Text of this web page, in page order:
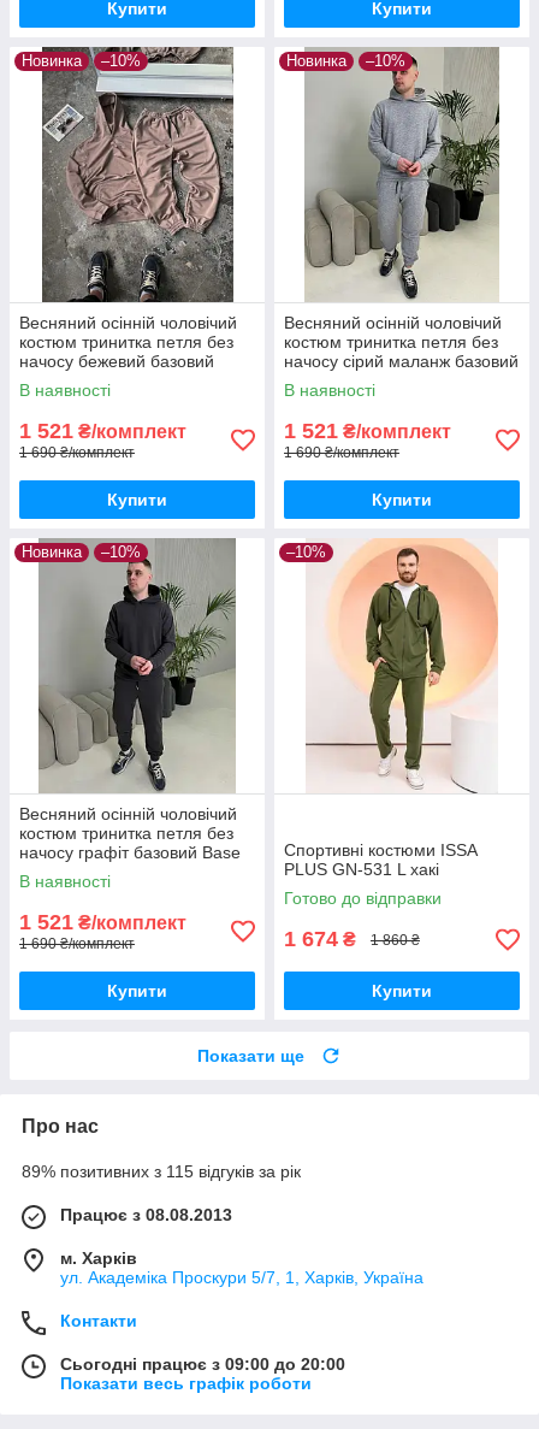
Купити Купити
Новинка –10%
Весняний осінній чоловічий
костюм тринитка петля без
начосу бежевий базовий
Base худі штани бежевого
кольору
В наявності
1 521 ₴/комплект
1 690 ₴/комплект
Купити
Новинка –10%
Весняний осінній чоловічий
костюм тринитка петля без
начосу сірий маланж базовий
Base худі штани сірого
кольору
В наявності
1 521 ₴/комплект
1 690 ₴/комплект
Купити
Новинка –10%
Весняний осінній чоловічий
костюм тринитка петля без
начосу графіт базовий Base
худі штани графітового
кольору
В наявності
1 521 ₴/комплект
1 690 ₴/комплект
Купити
–10%
Спортивні костюми ISSA
PLUS GN-531 L хакі
Готово до відправки
1 674 ₴ 1 860 ₴
Купити
Показати ще
Про нас
89% позитивних з 115 відгуків за рік
Працює з 08.08.2013
м. Харків
ул. Академіка Проскури 5/7, 1, Харків, Україна
Контакти
Сьогодні працює з 09:00 до 20:00
Показати весь графік роботи